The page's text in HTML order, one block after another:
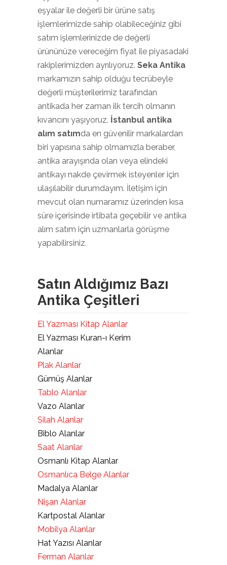
eşyalar ile değerli bir ürüne satış
işlemlerimizde sahip olabileceğiniz gibi
satım işlemlerinizde de değerli
ürününüze vereceğim fiyat ile piyasadaki
rakiplerimizden ayrılıyoruz. Seka Antika
markamızın sahip olduğu tecrübeyle
değerli müşterilerimiz tarafından
antikada her zaman ilk tercih olmanın
kıvancını yaşıyoruz. İstanbul antika
alım satımda en güvenilir markalardan
biri yapısına sahip olmamızla beraber,
antika arayışında olan veya elindeki
antikayı nakde çevirmek isteyenler için
ulaşılabilir durumdayım. İletişim için
mevcut olan numaramız üzerinden kısa
süre içerisinde irtibata geçebilir ve antika
alım satım için uzmanlarla görüşme
yapabilirsiniz.
Satın Aldığımız Bazı
Antika Çeşitleri
El Yazması Kitap Alanlar
El Yazması Kuran-ı Kerim
Alanlar
Plak Alanlar
Gümüş Alanlar
Tablo Alanlar
Vazo Alanlar
Silah Alanlar
Biblo Alanlar
Saat Alanlar
Osmanlı Kitap Alanlar
Osmanlıca Belge Alanlar
Madalya Alanlar
Nişan Alanlar
Kartpostal Alanlar
Mobilya Alanlar
Hat Yazısı Alanlar
Ferman Alanlar